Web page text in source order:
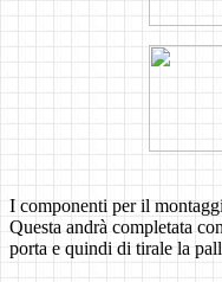
I componenti per il
Questa andrà completata
porta e quindi di tirale la